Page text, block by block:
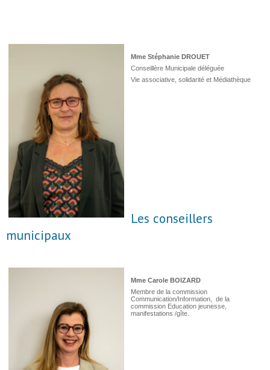
Mme Stéphanie DROUET
Conseillère Municipale déléguée
Vie associative, solidarité et Médiathèque
Les conseillers
municipaux
Mme Carole BOIZARD
Membre de la commission
Communication/Information, de la
commission Education jeunesse,
manifestations /gîte.